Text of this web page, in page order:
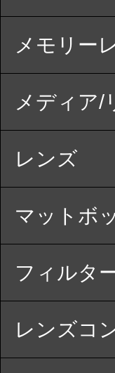
メモリー
メディア/
レンズ
マットボ
フィルタ
レンズコ